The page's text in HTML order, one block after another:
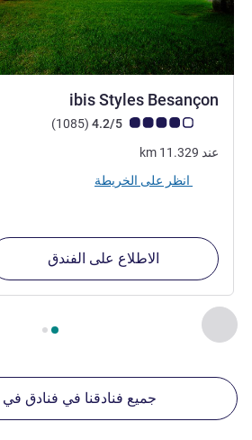
السابق - منشآتنا الأخرى القريبة
الصفحة
ibis Styles Besançon
ملاحظة أراء العملاء (رأي ALL) (1085 أراء)
عند
km 11.329
الاطلاع على الفندق
جميع فنادقنا في فنادق في